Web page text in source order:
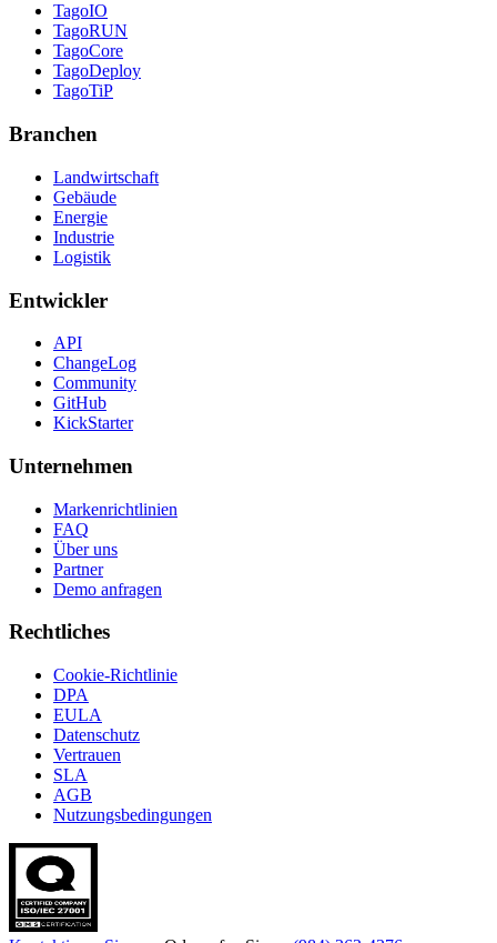
TagoIO
TagoRUN
TagoCore
TagoDeploy
TagoTiP
Branchen
Landwirtschaft
Gebäude
Energie
Industrie
Logistik
Entwickler
API
ChangeLog
Community
GitHub
KickStarter
Unternehmen
Markenrichtlinien
FAQ
Über uns
Partner
Demo anfragen
Rechtliches
Cookie-Richtlinie
DPA
EULA
Datenschutz
Vertrauen
SLA
AGB
Nutzungsbedingungen